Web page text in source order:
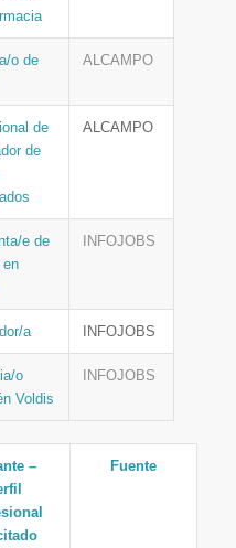
o de
ALCAMPO
de
de
ALCAMPO
e de
INFOJOBS
a INFOJOBS
o
Voldis
INFOJOBS
–
Fuente